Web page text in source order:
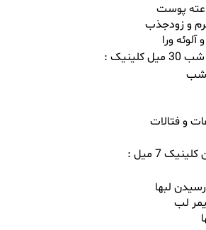
و زودجذب
‌ورا
:
شب
و فتالات
7 میل :
لبها
لب